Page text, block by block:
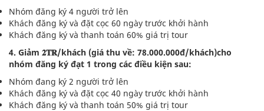
Nhóm đăng ký 4 người trở lên
Khách đăng ký và đặt cọc 60 ngày trước khởi hành
Khách đăng ký và thanh toán 60% giá trị tour
4. Giảm 𝟐𝐓𝐑/khách (giá thu về: 78.000.000đ/khách)cho
nhóm đăng ký đạt 1 trong các điều kiện sau:
Nhóm đang ký 2 người trở lên
Khách đăng ký và đặt cọc 40 ngày trước khởi hành
Khách đăng ký và thanh toán 50% giá trị tour